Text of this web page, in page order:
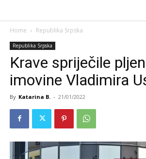
Home Republika Srpska
Republika Srpska
Krave spriječile
imovine Vladimira
By Katarina B. - 21/01/2022